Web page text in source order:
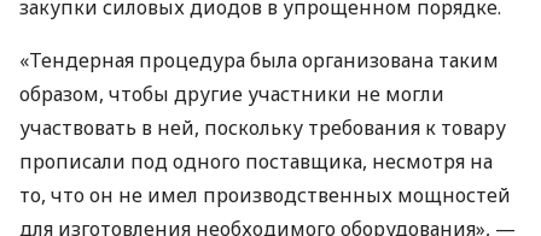
закупки силовых диодов в упрощенном порядке.
«Тендерная процедура была организована таким
образом, чтобы другие участники не могли
участвовать в ней, поскольку требования к товару
прописали под одного поставщика, несмотря на
то, что он не имел производственных мощностей
для изготовления необходимого оборудования», —